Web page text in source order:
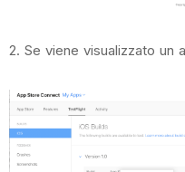
2. Se viene visualizzato un